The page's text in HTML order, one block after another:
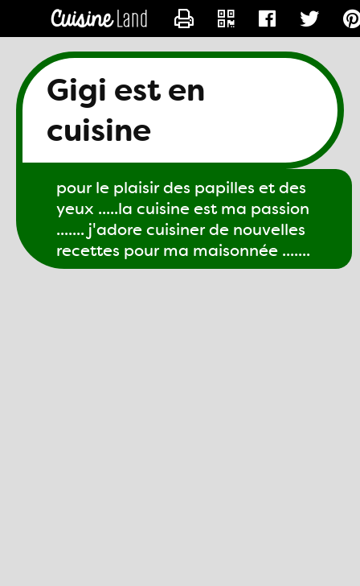
Gigi est en
cuisine
pour le plaisir des papilles et des
yeux .....la cuisine est ma passion
....... j'adore cuisiner de nouvelles
recettes pour ma maisonnée .......
CONTACTER GIGI61